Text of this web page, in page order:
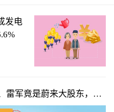
发电
雷军竟是蔚来大股东，俞